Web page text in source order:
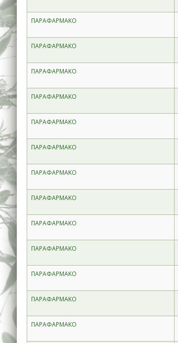
ΠΑΡΑΦΑΡΜΑΚΟ
ΠΑΡΑΦΑΡΜΑΚΟ
ΠΑΡΑΦΑΡΜΑΚΟ
ΠΑΡΑΦΑΡΜΑΚΟ
ΠΑΡΑΦΑΡΜΑΚΟ
ΠΑΡΑΦΑΡΜΑΚΟ
ΠΑΡΑΦΑΡΜΑΚΟ
ΠΑΡΑΦΑΡΜΑΚΟ
ΠΑΡΑΦΑΡΜΑΚΟ
ΠΑΡΑΦΑΡΜΑΚΟ
ΠΑΡΑΦΑΡΜΑΚΟ
ΠΑΡΑΦΑΡΜΑΚΟ
ΠΑΡΑΦΑΡΜΑΚΟ